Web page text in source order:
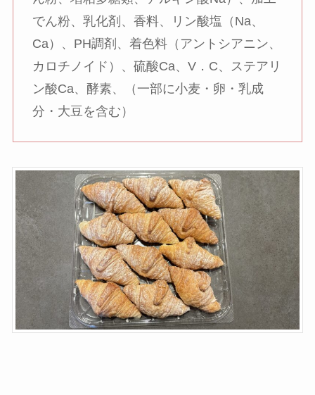
でん粉、乳化剤、香料、リン酸塩（Na、
Ca）、PH調剤、着色料（アントシアニン、
カロチノイド）、硫酸Ca、V．C、ステアリ
ン酸Ca、酵素、（一部に小麦・卵・乳成
分・大豆を含む）